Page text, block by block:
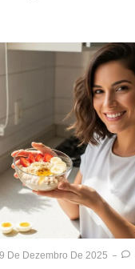
De Dezembro De 2025